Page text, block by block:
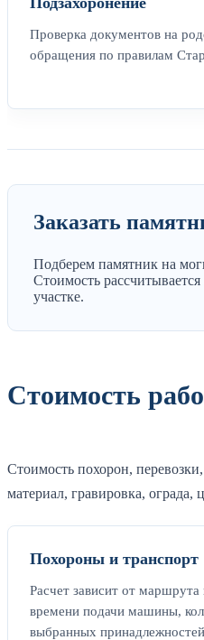
Проверка документов на
обращения по правилам
Заказать
Подберем памятник на
Стоимость
участке.
Стоимость
Стоимость похорон,
материал, гравировка, ограда,
Похороны и транспорт
Расчет зависит от
времени подачи машины,
выбранных